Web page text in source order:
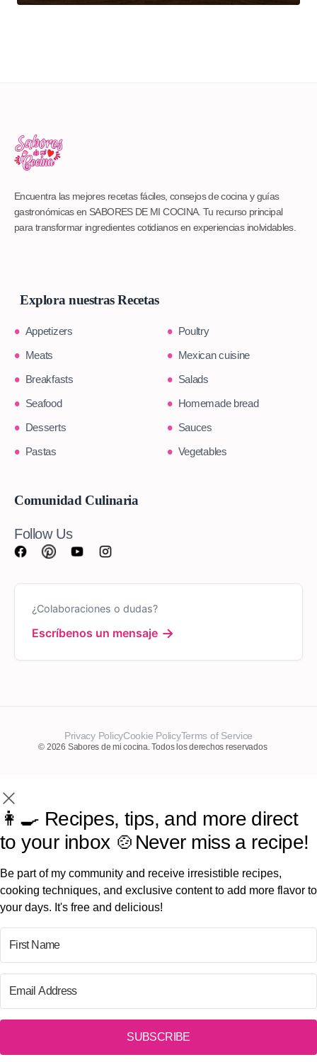
Encuentra las mejores recetas fáciles, consejos de cocina y guías
gastronómicas en SABORES DE MI COCINA. Tu recurso principal
para transformar ingredientes cotidianos en experiencias inolvidables.
Explora nuestras Recetas
Appetizers
Poultry
Meats
Mexican cuisine
Breakfasts
Salads
Seafood
Homemade bread
Desserts
Sauces
Pastas
Vegetables
Comunidad Culinaria
Follow Us
¿Colaboraciones o dudas?
Escríbenos un mensaje →
Privacy PolicyCookie PolicyTerms of Service
© 2026 Sabores de mi cocina. Todos los derechos reservados
👩‍🍳 Recipes, tips, and more direct
to your inbox 🍲Never miss a recipe!
Be part of my community and receive irresistible recipes,
cooking techniques, and exclusive content to add more flavor to
your days. It's free and delicious!
SUBSCRIBE